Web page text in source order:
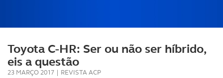
Toyota C-HR: Ser ou não ser híbrido,
eis a questão
23 MARÇO 2017 | REVISTA ACP